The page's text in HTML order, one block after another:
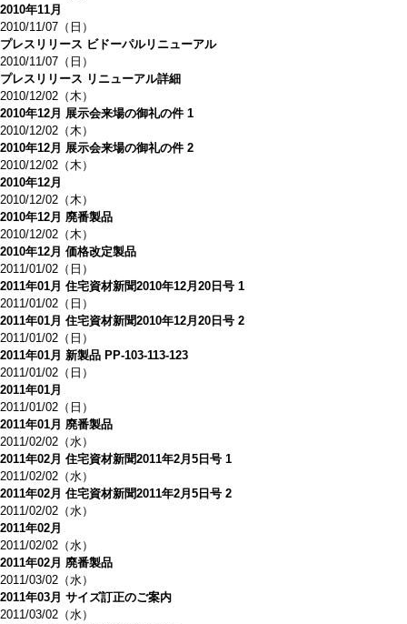
2010年11月
2010/11/07（日）
プレスリリース ビドーパルリニューアル
2010/11/07（日）
プレスリリース リニューアル詳細
2010/12/02（木）
2010年12月 展示会来場の御礼の件 1
2010/12/02（木）
2010年12月 展示会来場の御礼の件 2
2010/12/02（木）
2010年12月
2010/12/02（木）
2010年12月 廃番製品
2010/12/02（木）
2010年12月 価格改定製品
2011/01/02（日）
2011年01月 住宅資材新聞2010年12月20日号 1
2011/01/02（日）
2011年01月 住宅資材新聞2010年12月20日号 2
2011/01/02（日）
2011年01月 新製品 PP-103-113-123
2011/01/02（日）
2011年01月
2011/01/02（日）
2011年01月 廃番製品
2011/02/02（水）
2011年02月 住宅資材新聞2011年2月5日号 1
2011/02/02（水）
2011年02月 住宅資材新聞2011年2月5日号 2
2011/02/02（水）
2011年02月
2011/02/02（水）
2011年02月 廃番製品
2011/03/02（水）
2011年03月 サイズ訂正のご案内
2011/03/02（水）